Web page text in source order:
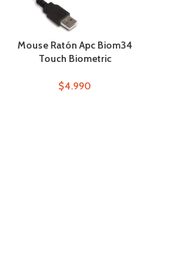
Mouse Ratón Apc Biom34
Touch Biometric
$4.990